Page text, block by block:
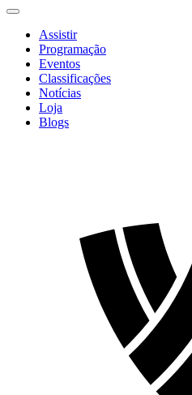
Assistir
Programação
Eventos
Classificações
Notícias
Loja
Blogs